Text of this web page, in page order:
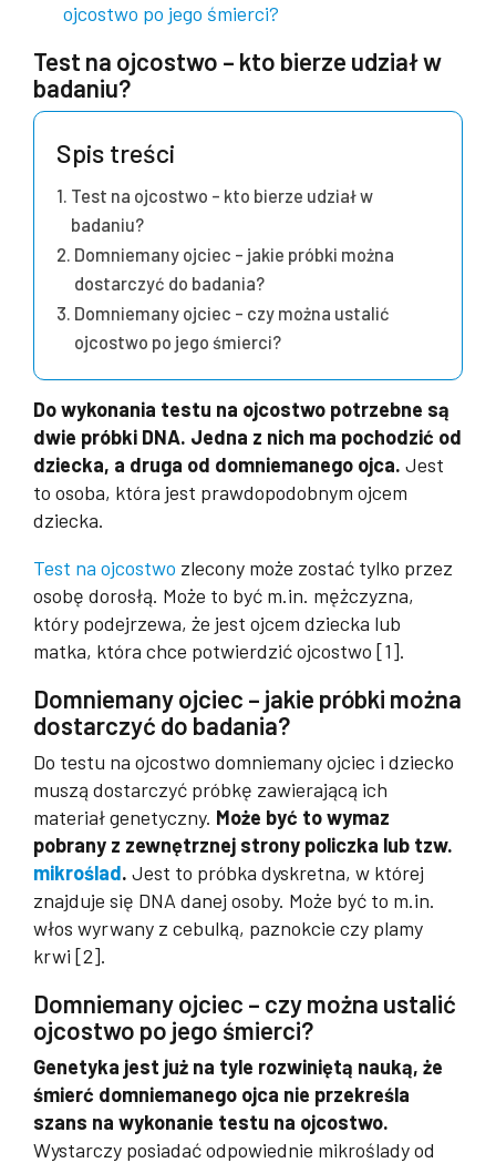
ojcostwo po jego śmierci?
Test na ojcostwo – kto bierze udział w
badaniu?
Spis treści
Test na ojcostwo – kto bierze udział w
badaniu?
Domniemany ojciec – jakie próbki można
dostarczyć do badania?
Domniemany ojciec – czy można ustalić
ojcostwo po jego śmierci?
Do wykonania testu na ojcostwo potrzebne są
dwie próbki DNA. Jedna z nich ma pochodzić od
dziecka, a druga od domniemanego ojca. Jest
to osoba, która jest prawdopodobnym ojcem
dziecka.
Test na ojcostwo zlecony może zostać tylko przez
osobę dorosłą. Może to być m.in. mężczyzna,
który podejrzewa, że jest ojcem dziecka lub
matka, która chce potwierdzić ojcostwo [1].
Domniemany ojciec – jakie próbki można
dostarczyć do badania?
Do testu na ojcostwo domniemany ojciec i dziecko
muszą dostarczyć próbkę zawierającą ich
materiał genetyczny. Może być to wymaz
pobrany z zewnętrznej strony policzka lub tzw.
mikroślad. Jest to próbka dyskretna, w której
znajduje się DNA danej osoby. Może być to m.in.
włos wyrwany z cebulką, paznokcie czy plamy
krwi [2].
Domniemany ojciec – czy można ustalić
ojcostwo po jego śmierci?
Genetyka jest już na tyle rozwiniętą nauką, że
śmierć domniemanego ojca nie przekreśla
szans na wykonanie testu na ojcostwo.
Wystarczy posiadać odpowiednie mikroślady od